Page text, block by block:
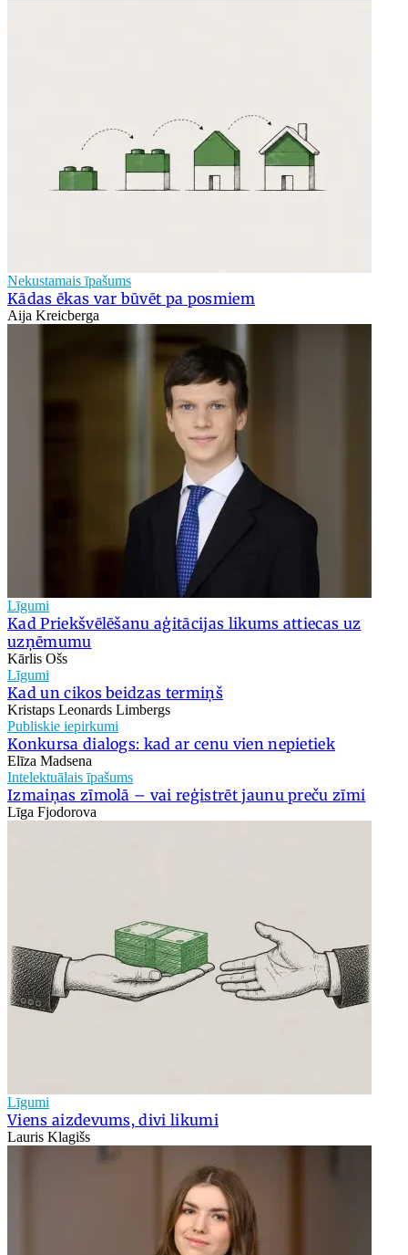
Nekustamais īpašums
Kādas ēkas var būvēt pa posmiem
Aija Kreicberga
Līgumi
Kad Priekšvēlēšanu aģitācijas likums attiecas uz
uzņēmumu
Kārlis Ošs
Līgumi
Kad un cikos beidzas termiņš
Kristaps Leonards Limbergs
Publiskie iepirkumi
Konkursa dialogs: kad ar cenu vien nepietiek
Elīza Madsena
Intelektuālais īpašums
Izmaiņas zīmolā – vai reģistrēt jaunu preču zīmi
Līga Fjodorova
Līgumi
Viens aizdevums, divi likumi
Lauris Klagišs